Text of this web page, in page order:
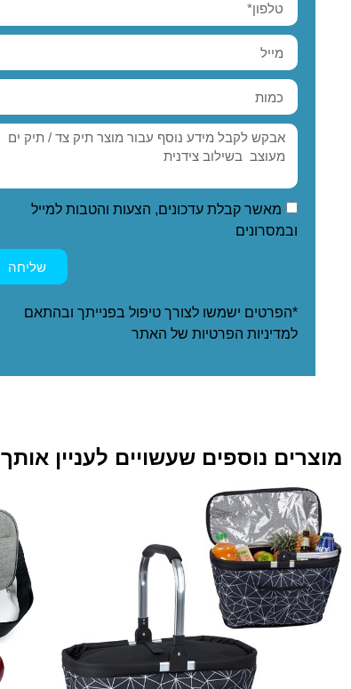
מאשר קבלת עדכונים, הצעות והטבות למייל
ובמסרונים
שליחה
*הפרטים ישמשו לצורך טיפול בפנייתך ובהתאם
למדיניות הפרטיות של האתר
מוצרים נוספים שעשויים לעניין אותך